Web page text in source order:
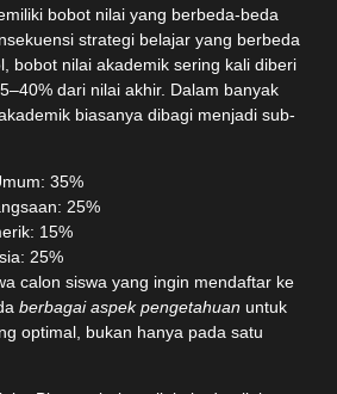
bobot nilai yang berbeda-beda
strategi belajar yang berbeda
bobot nilai akademik sering kali diberi
dari nilai akhir. Dalam banyak
biasanya dibagi menjadi sub-
35%
25%
15%
25%
calon siswa yang ingin mendaftar ke
berbagai aspek pengetahuan untuk
optimal, bukan hanya pada satu